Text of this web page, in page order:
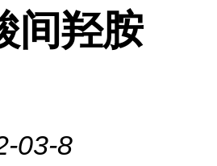
间羟胺
03-8